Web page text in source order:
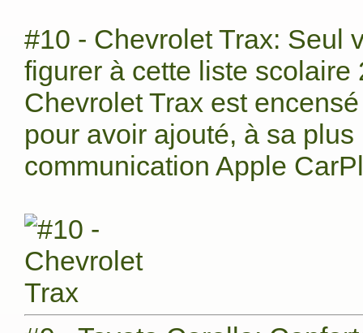
#10 - Chevrolet Trax: Seul
figurer à cette liste scolaire
Chevrolet Trax est
pour avoir ajouté, à sa
communication Apple